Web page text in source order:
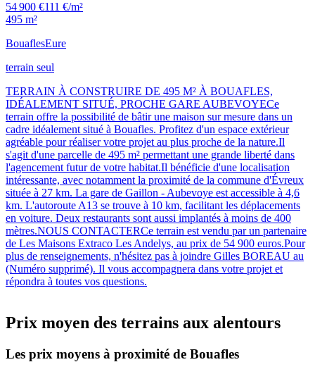
54 900 €111 €/m²
495 m²
BouaflesEure
terrain seul
TERRAIN À CONSTRUIRE DE 495 M² À BOUAFLES,
IDÉALEMENT SITUÉ, PROCHE GARE AUBEVOYECe
terrain offre la possibilité de bâtir une maison sur mesure dans un
cadre idéalement situé à Bouafles. Profitez d'un espace extérieur
agréable pour réaliser votre projet au plus proche de la nature.Il
s'agit d'une parcelle de 495 m² permettant une grande liberté dans
l'agencement futur de votre habitat.Il bénéficie d'une localisation
intéressante, avec notamment la proximité de la commune d'Évreux
située à 27 km. La gare de Gaillon - Aubevoye est accessible à 4,6
km. L'autoroute A13 se trouve à 10 km, facilitant les déplacements
en voiture. Deux restaurants sont aussi implantés à moins de 400
mètres.NOUS CONTACTERCe terrain est vendu par un partenaire
de Les Maisons Extraco Les Andelys, au prix de 54 900 euros.Pour
plus de renseignements, n'hésitez pas à joindre Gilles BOREAU au
(Numéro supprimé). Il vous accompagnera dans votre projet et
répondra à toutes vos questions.
Prix moyen des terrains aux alentours
Les prix moyens à proximité de Bouafles